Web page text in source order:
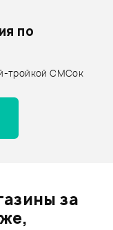
₽
AstraLight Scan 6
по
тройкой СМСок
за